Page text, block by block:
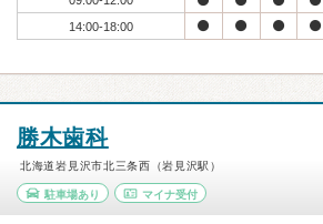
14:00-18:00
勝木歯科
北海道岩見沢市北三条西（岩見沢駅）
駐車場あり マイナ受付